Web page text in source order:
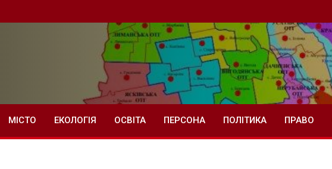
МІСТО ЕКОЛОГІЯ ОСВІТА ПЕРСОНА ПОЛІТИКА ПРАВО